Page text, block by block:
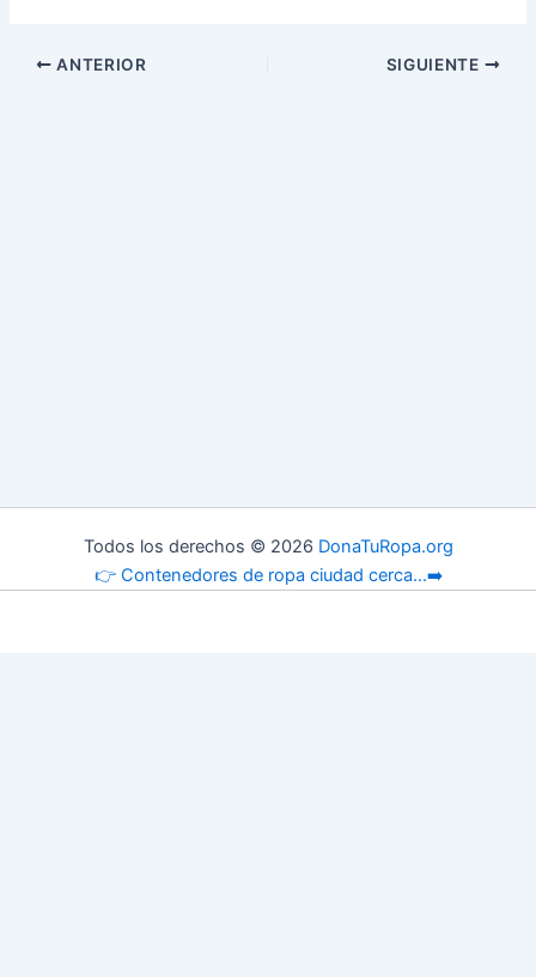
ANTERIOR SIGUIENTE
Todos los derechos © 2026 DonaTuRopa.org
👉 Contenedores de ropa ciudad cerca...➡️